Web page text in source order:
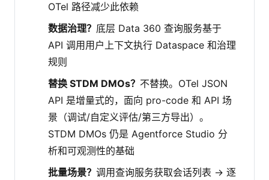
OTel 路径减少此依赖
数据治理？ 底层 Data 360 查询服务基于
API 调用用户上下文执行 Dataspace 和治理
规则
替换 STDM DMOs？ 不替换。OTel JSON
API 是增量式的，面向 pro-code 和 API 场
景（调试/自定义评估/第三方导出）。
STDM DMOs 仍是 Agentforce Studio 分
析和可观测性的基础
批量场景？ 调用查询服务获取会话列表 → 逐